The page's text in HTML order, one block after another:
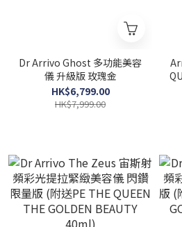
Dr Arrivo Ghost 多功能美容
儀 升級版 玫瑰金
HK$6,799.00
HK$7,999.00